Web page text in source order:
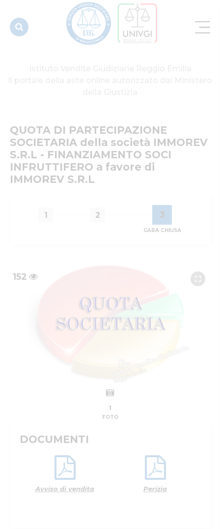
S.R.L -
FINANZIAMENT...
QUOTA DI PARTECIPAZIONE
SOCIETARIA della società IMMOREV
S.R.L - FINANZIAMENTO SOCI
INFRUTTIFERO a favore di
IMMOREV S.R.L
1 2 3
GARA CHIUSA
152
1
FOTO
DOCUMENTI
Avviso di vendita Perizia